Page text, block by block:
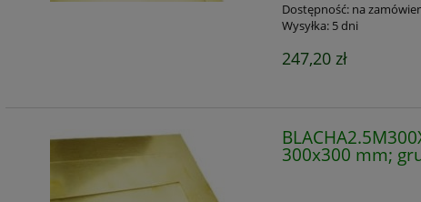
Dostępność: na
Wysyłka: 5 dni
247,20 zł
300x300 mm;